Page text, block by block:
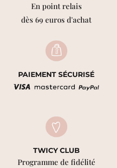
En point relais
dès 69 euros d'achat
PAIEMENT SÉCURISÉ
TWICY CLUB
Programme de fidélité